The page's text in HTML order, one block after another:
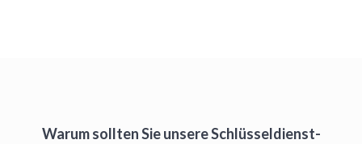
Warum sollten Sie unsere Schlüsseldienst-